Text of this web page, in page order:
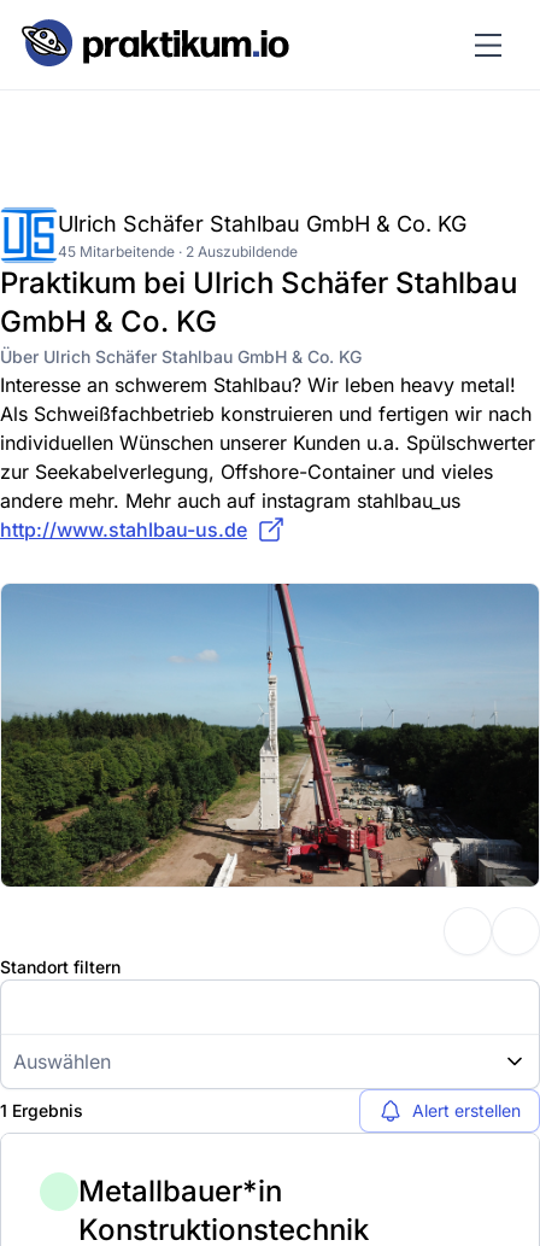
Ulrich Schäfer Stahlbau GmbH & Co. KG
45 Mitarbeitende · 2 Auszubildende
Praktikum bei Ulrich Schäfer Stahlbau
GmbH & Co. KG
Über Ulrich Schäfer Stahlbau GmbH & Co. KG
Interesse an schwerem Stahlbau? Wir leben heavy metal!
Als Schweißfachbetrieb konstruieren und fertigen wir nach
individuellen Wünschen unserer Kunden u.a. Spülschwerter
zur Seekabelverlegung, Offshore-Container und vieles
andere mehr. Mehr auch auf instagram stahlbau_us
http://www.stahlbau-us.de
Standort filtern
Auswählen
1 Ergebnis Alert erstellen
Metallbauer*in
Konstruktionstechnik